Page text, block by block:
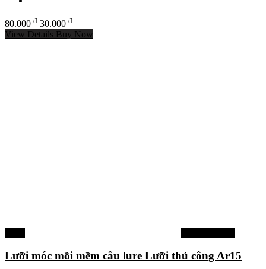
80.000 đ 30.000 đ
View Details Buy Now
Lưỡi móc mồi mềm câu lure Lưỡi thủ công Ar15